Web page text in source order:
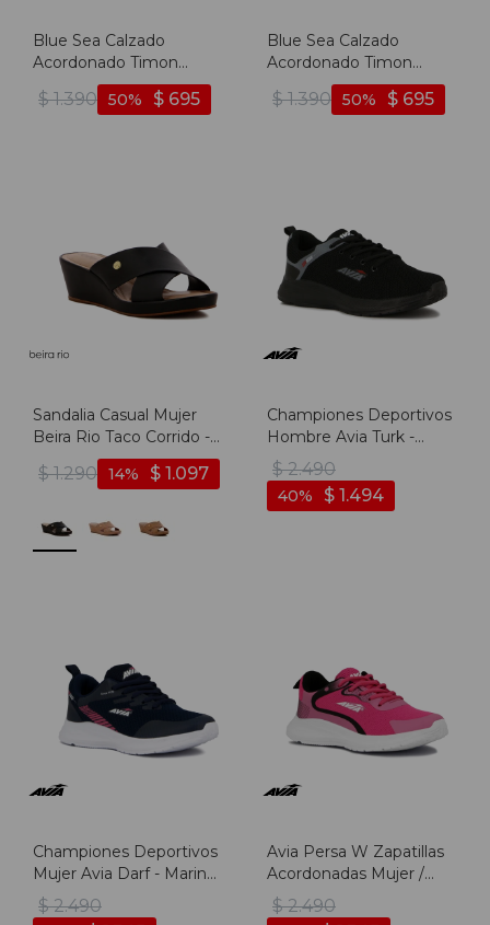
Blue Sea Calzado
Acordonado Timon
Niño/a - Gris - Gris
$ 1.390 $ 695
50
Blue Sea Calzado
Acordonado Timon
Niño/a - Marino - Marino
$ 1.390 $ 695
50
Sandalia Casual Mujer
Beira Rio Taco Corrido -
$ 1.290 $ 1.097
14
Championes Deportivos
Hombre Avia Turk -
Negro-gris
$ 2.490
$ 1.494
40
Championes Deportivos
Mujer Avia Darf - Marino-
fucsia
$ 2.490
Avia Persa W Zapatillas
Acordonadas Mujer /
Fucsia/ Negro - Fucsia-
negro
$ 2.490